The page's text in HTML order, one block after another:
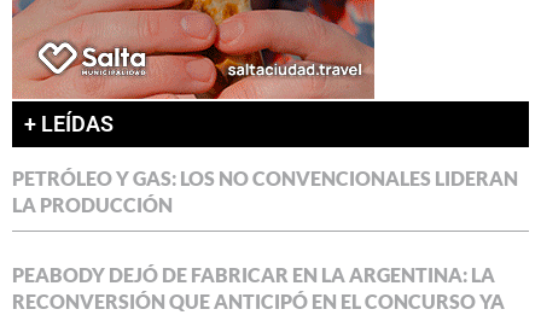
+ LEÍDAS
PETRÓLEO Y GAS: LOS NO CONVENCIONALES LIDERAN
LA PRODUCCIÓN
PEABODY DEJÓ DE FABRICAR EN LA ARGENTINA: LA
RECONVERSIÓN QUE ANTICIPÓ EN EL CONCURSO YA